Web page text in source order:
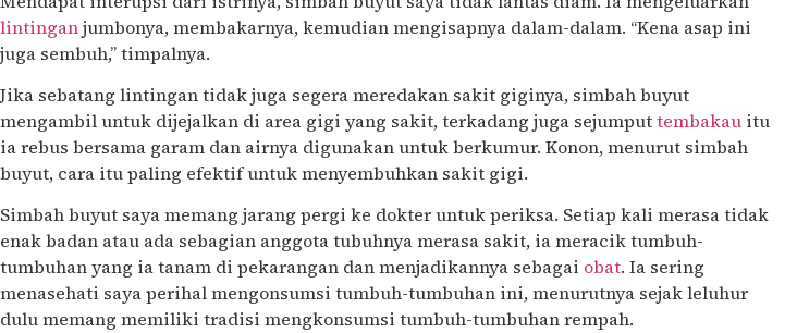
lintinganjumbonya, membakarnya, kemudian mengisapnya dalam-dalam. “Kena asap ini
juga sembuh,” timpalnya.
Jika sebatang lintingan tidak juga segera meredakan sakit giginya, simbah buyut
mengambil untuk dijejalkan di area gigi yang sakit, terkadang juga sejumputtembakau itu
ia rebus bersama garam dan airnya digunakan untuk berkumur. Konon, menurut simbah
buyut, cara itu paling efektif untuk menyembuhkan sakit gigi.
Simbah buyut saya memang jarang pergi ke dokter untuk periksa. Setiap kali merasa tidak
enak badan atau ada sebagian anggota tubuhnya merasa sakit, ia meracik tumbuh-
tumbuhan yang ia tanam di pekarangan dan menjadikannya sebagai obat. Ia sering
menasehati saya perihal mengonsumsi tumbuh-tumbuhan ini, menurutnya sejak leluhur
dulu memang memiliki tradisi mengkonsumsi tumbuh-tumbuhan rempah.